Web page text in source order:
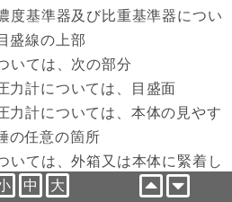
度基準器及び比重基準器につい
盛線の上部
ては、次の部分
力計については、目盛面
力計については、本体の見やす
の任意の箇所
いては、外箱又は本体に緊着し
中 大